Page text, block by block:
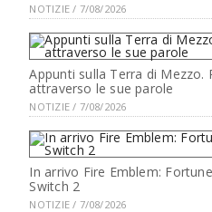
NOTIZIE / 7/08/2026
Appunti sulla Terra di Mezzo.
attraverso le sue parole
NOTIZIE / 7/08/2026
In arrivo Fire Emblem:
Switch 2
NOTIZIE / 7/08/2026